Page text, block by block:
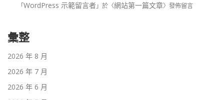
「WordPress 示範留言者」於〈網站第一篇文章〉發佈留言
彙整
2026 年 8 月
2026 年 7 月
2026 年 6 月